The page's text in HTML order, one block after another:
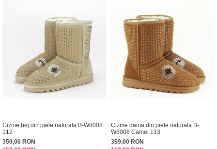
Cizme bej din piele naturala B-W8008
112
359,00 RON
Cizme dama din piele naturala B-
W8008 Camel 113
359,00 RON